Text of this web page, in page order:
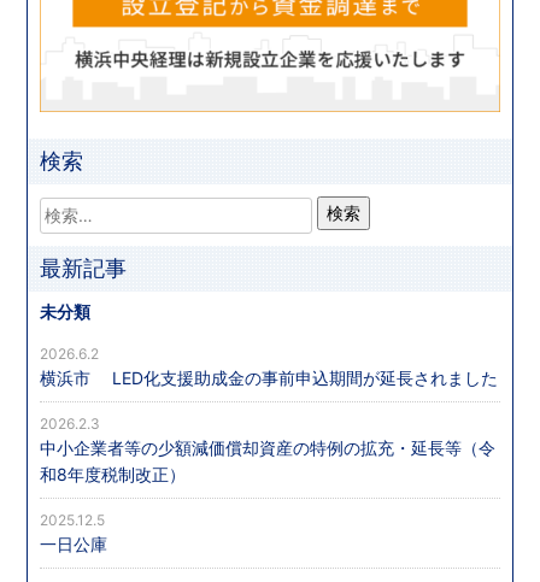
検索
最新記事
未分類
横浜市 LED化支援助成金の事前申込期間が延長されました
2026.6.2
中小企業者等の少額減価償却資産の特例の拡充・延長等（令
和8年度税制改正）
2026.2.3
一日公庫
2025.12.5